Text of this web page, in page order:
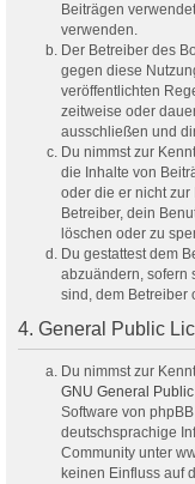
Beiträgen
verwenden.
Der Betreiber des
gegen diese
veröffentlichten
zeitweise oder
ausschließen und
Du nimmst zur
die Inhalte von
oder die er nicht zur
Betreiber, dein
löschen oder zu
Du gestattest dem
abzuändern, sofern
sind, dem Betreiber
4. General Public
Du nimmst zur
GNU General
Software von
deutschsprachige
Community unter
keinen Einfluss auf